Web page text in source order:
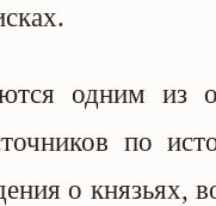
одним из
по
о князьях,